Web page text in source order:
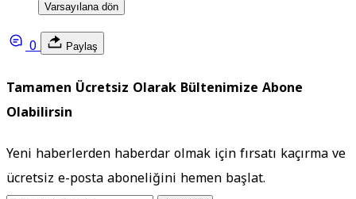
Varsayılana dön
0 Paylaş
Tamamen Ücretsiz Olarak Bültenimize Abone
Olabilirsin
Yeni haberlerden haberdar olmak için fırsatı kaçırma ve
ücretsiz e-posta aboneliğini hemen başlat.